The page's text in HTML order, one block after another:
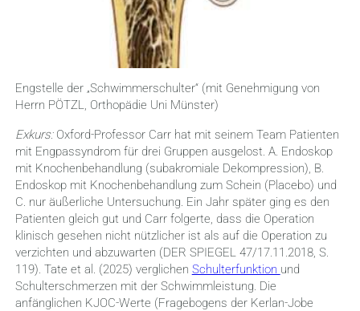
Engstelle der „Schwimmerschulter“ (mit Genehmigung von
Herrn PÖTZL, Orthopädie Uni Münster)
Exkurs: Oxford-Professor Carr hat mit seinem Team Patienten
mit Engpassyndrom für drei Gruppen ausgelost. A. Endoskop
mit Knochenbehandlung (subakromiale Dekompression), B.
Endoskop mit Knochenbehandlung zum Schein (Placebo) und
C. nur äußerliche Untersuchung. Ein Jahr später ging es den
Patienten gleich gut und Carr folgerte, dass die Operation
klinisch gesehen nicht nützlicher ist als auf die Operation zu
verzichten und abzuwarten (DER SPIEGEL 47/17.11.2018, S.
119). Tate et al. (2025) verglichen Schulterfunktion und
Schulterschmerzen mit der Schwimmleistung. Die
anfänglichen KJOC-Werte (Fragebogens der Kerlan-Jobe